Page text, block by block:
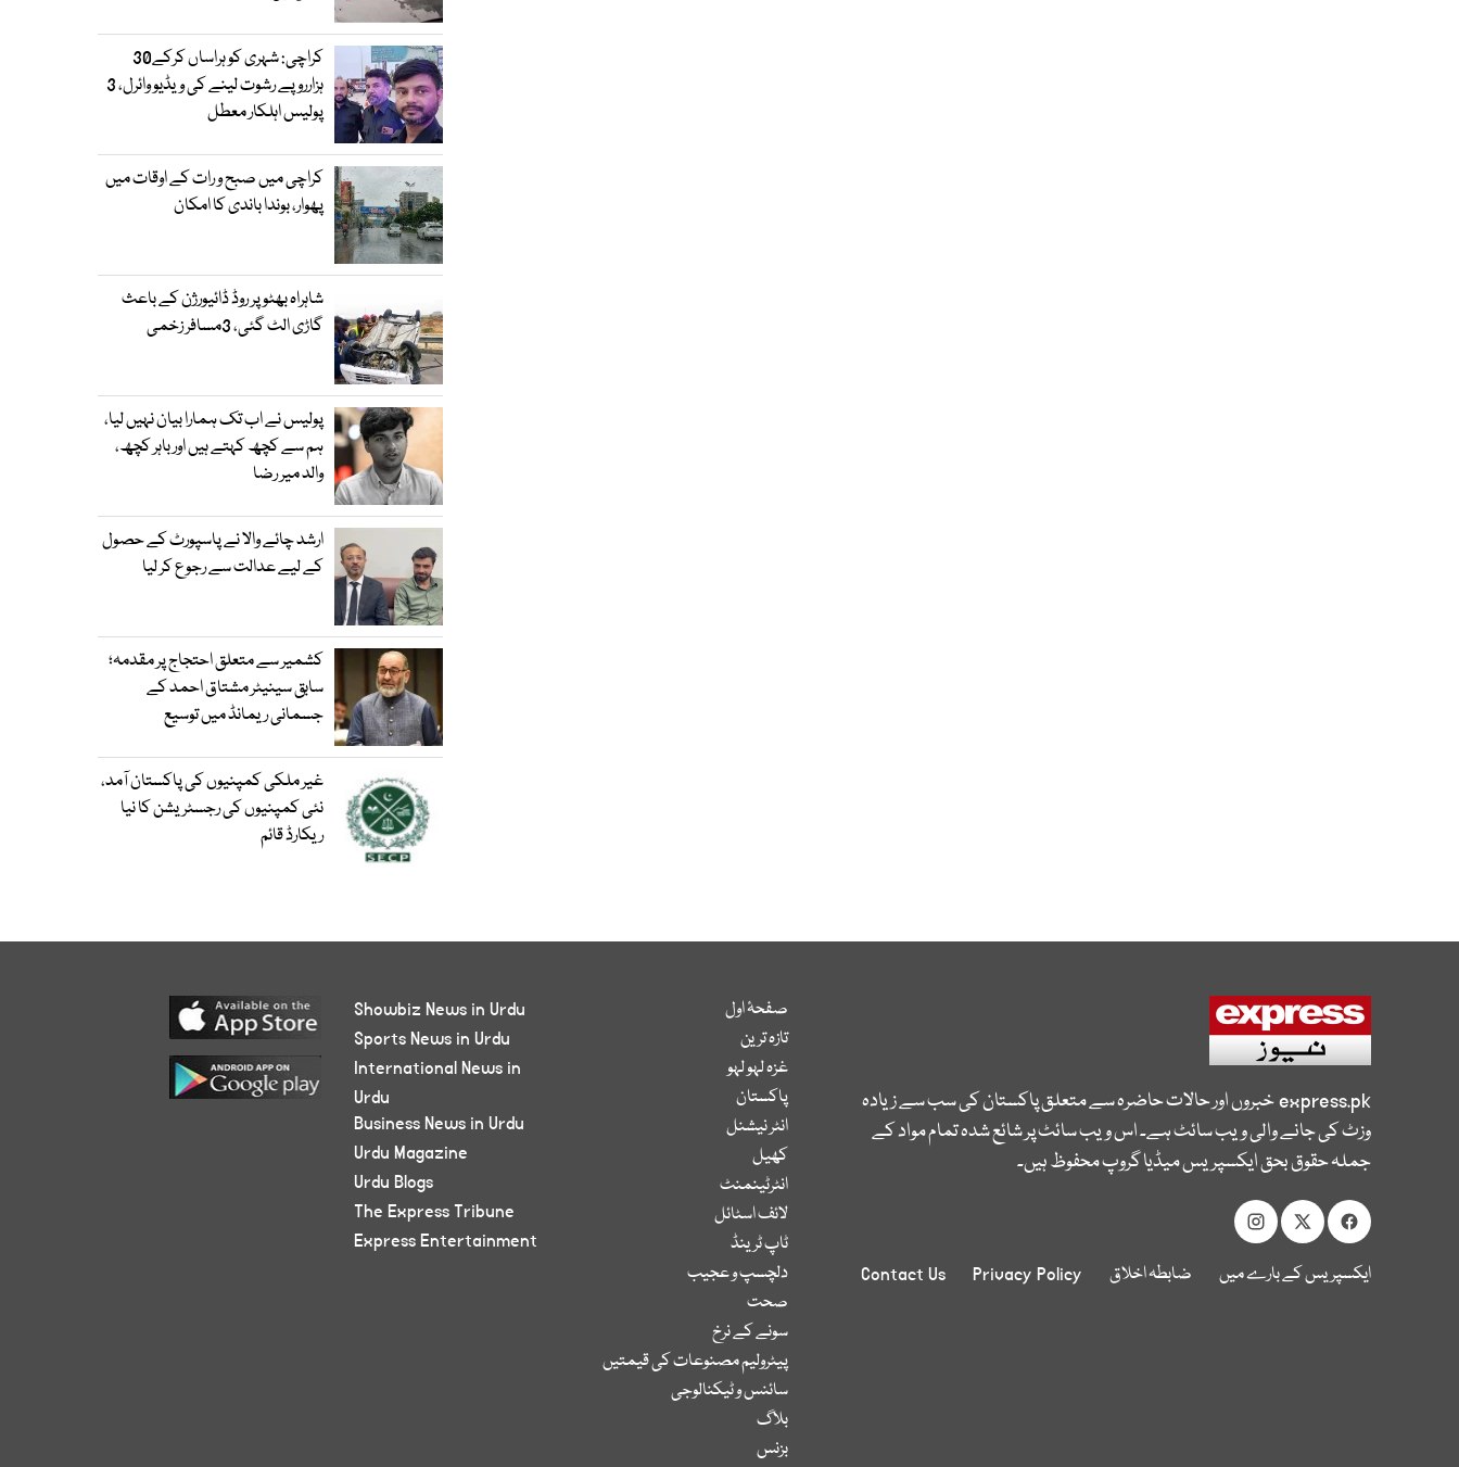
کراچی: شہری کو ہراساں کرکے30
ہزارروپے رشوت لینے کی ویڈیو وائرل، 3
پولیس اہلکار معطل
کراچی میں صبح و رات کے اوقات میں
پھوار، بوندا باندی کا امکان
شاہراہ بھٹو پر روڈ ڈائیورژن کے باعث
گاڑی الٹ گئی، 3مسافر زخمی
پولیس نے اب تک ہمارا بیان نہیں لیا،
ہم سے کچھ کہتے ہیں اور باہر کچھ،
والد میر رضا
ارشد چائے والا نے پاسپورٹ کے حصول
کے لیے عدالت سے رجوع کر لیا
کشمیر سے متعلق احتجاج پر مقدمہ؛
سابق سینیٹر مشتاق احمد کے
جسمانی ریمانڈ میں توسیع
غیر ملکی کمپنیوں کی پاکستان آمد،
نئی کمپنیوں کی رجسٹریشن کا نیا
ریکارڈ قائم
express.pkخبروں اور حالات حاضرہ سے متعلق پاکستان کی سب سے زیادہ
وزٹ کی جانے والی ویب سائٹ ہے۔ اس ویب سائٹ پر شائع شدہ تمام مواد کے
جملہ حقوق بحق ایکسپریس میڈیا گروپ محفوظ ہیں۔
ایکسپریس کے بارے میں ضابطہ اخلاق Privacy Policy
Contact Us
صفحۂ اول
تازہ ترین
غزہ لہو لہو
پاکستان
انٹر نیشنل
کھیل
انٹرٹینمنٹ
لائف اسٹائل
ٹاپ ٹرینڈ
دلچسپ و عجیب
صحت
سونے کے نرخ
پیٹرولیم مصنوعات کی قیمتیں
سائنس و ٹیکنالوجی
بلاگ
بزنس
Showbiz News in Urdu
Sports News in Urdu
International News in
Urdu
Business News in Urdu
Urdu Magazine
Urdu Blogs
The Express Tribune
Express Entertainment